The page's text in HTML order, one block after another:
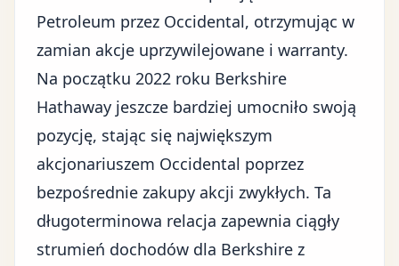
Petroleum przez Occidental, otrzymując w
zamian akcje uprzywilejowane i warranty.
Na początku 2022 roku Berkshire
Hathaway jeszcze bardziej umocniło swoją
pozycję, stając się największym
akcjonariuszem Occidental poprzez
bezpośrednie zakupy akcji zwykłych. Ta
długoterminowa relacja zapewnia ciągły
strumień dochodów dla Berkshire z